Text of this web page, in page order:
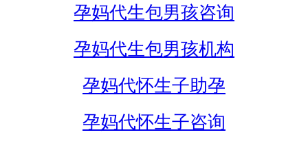
孕妈代生包男孩咨询
孕妈代生包男孩机构
孕妈代怀生子助孕
孕妈代怀生子咨询